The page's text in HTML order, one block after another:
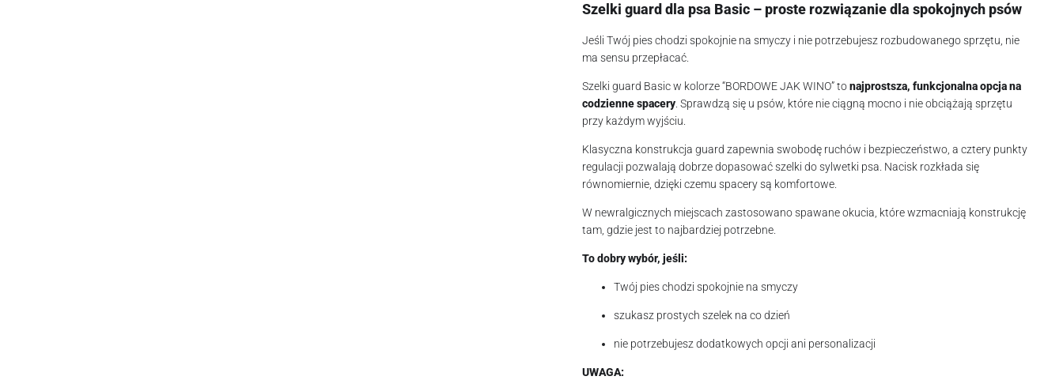
Szelki guard dla psa Basic – proste rozwiązanie dla spokojnych psów
Jeśli Twój pies chodzi spokojnie na smyczy i nie potrzebujesz rozbudowanego sprzętu, nie
ma sensu przepłacać.
Szelki guard Basic w kolorze “BORDOWE JAK WINO” tonajprostsza, funkcjonalna opcja na
codzienne spacery. Sprawdzą się u psów, które nie ciągną mocno i nie obciążają sprzętu
przy każdym wyjściu.
Klasyczna konstrukcja guard zapewnia swobodę ruchów i bezpieczeństwo, a cztery punkty
regulacji pozwalają dobrze dopasować szelki do sylwetki psa. Nacisk rozkłada się
równomiernie, dzięki czemu spacery są komfortowe.
W newralgicznych miejscach zastosowano spawane okucia, które wzmacniają konstrukcję
tam, gdzie jest to najbardziej potrzebne.
To dobry wybór, jeśli:
Twój pies chodzi spokojnie na smyczy
szukasz prostych szelek na co dzień
nie potrzebujesz dodatkowych opcji ani personalizacji
UWAGA: